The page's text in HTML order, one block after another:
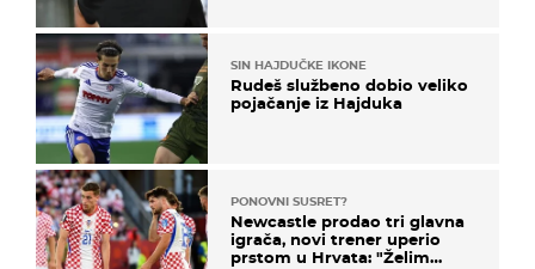
SIN HAJDUČKE IKONE
Rudeš službeno dobio veliko
pojačanje iz Hajduka
PONOVNI SUSRET?
Newcastle prodao tri glavna
igrača, novi trener uperio
prstom u Hrvata: "Želim